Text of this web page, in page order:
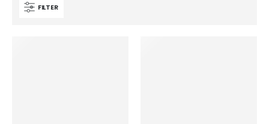
FILTER